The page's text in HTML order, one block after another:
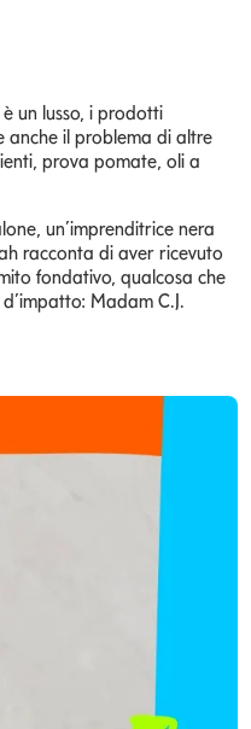
un lusso, i prodotti
anche il problema di altre
prova pomate, oli a
un’imprenditrice nera
racconta di aver ricevuto
fondativo, qualcosa che
Madam C.J.